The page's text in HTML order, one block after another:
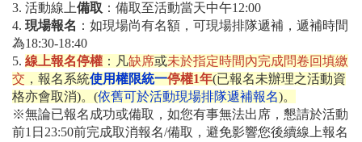
3. 活動線上備取 ：備取至活動當天中午12:00
4. 現場報名 ：如現場尚有名額，可現場排隊遞補，遞補時間
為18:30-18:40
5. 線上報名停權 ：凡缺席或未於指定時間內完成問卷回填繳
交 ，報名系統使用權限統一停權1年(已報名未辦理之活動資
格亦會取消)。 (依舊可於活動現場排隊遞補報名)。
※無論已報名成功或備取，如您有事無法出席，懇請於活動
前1日23:50前完成取消報名/備取，避免影響您後續線上報名